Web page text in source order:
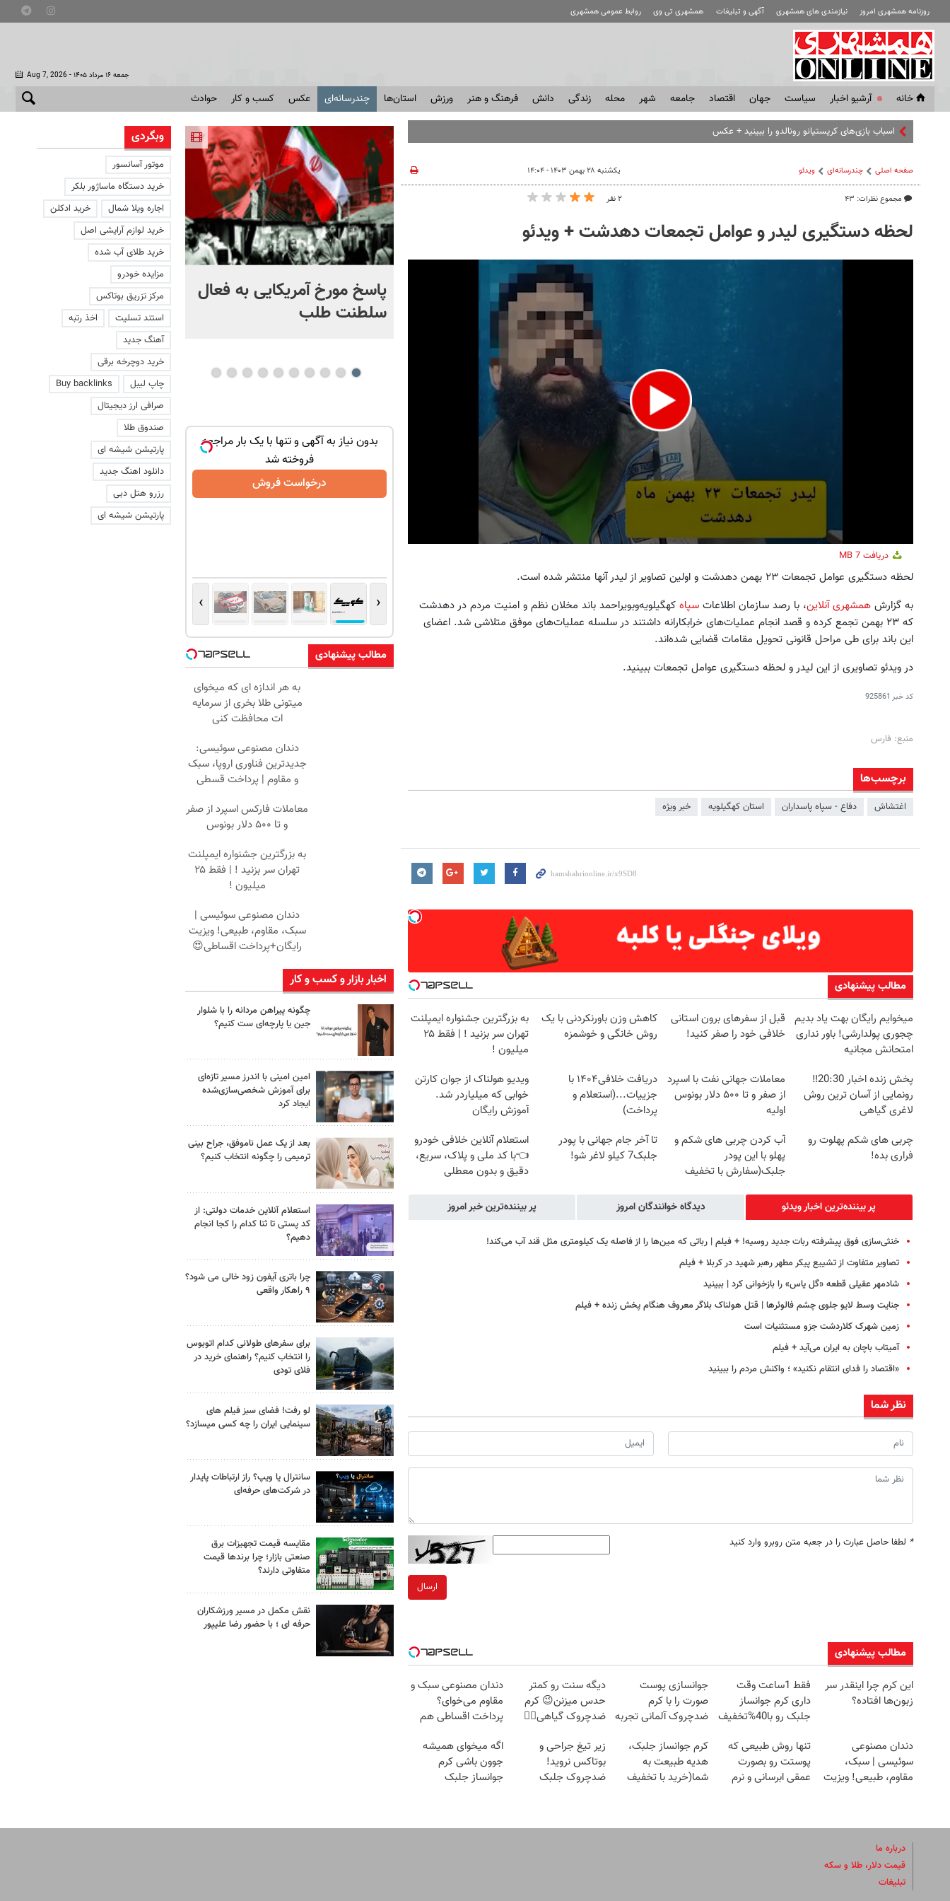
روزنامه همشهری امروز نیازمندی های همشهری آگهی و تبلیغات همشهری تی وی روابط عمومی همشهری
Aug 7, 2026 - جمعه ۱۶ مرداد ۱۴۰۵
خانه آرشیو اخبار سياست جهان اقتصاد جامعه شهر محله زندگی دانش فرهنگ و هنر ورزش استان‌ها چندرسانه‌ای عکس کسب و کار حوادث
اسباب‌ بازی‌های کریستیانو رونالدو را ببینید + عکس
صفحه اصلی چندرسانه‌ای ویدئو
مجموع نظرات: ۴۳
یکشنبه ۲۸ بهمن ۱۴۰۳ - ۱۴:۰۴
۲ نفر
لحظه دستگیری لیدر و عوامل تجمعات دهدشت + ویدئو
0
90%
دریافت 7 MB
لحظه دستگیری عوامل تجمعات ۲۳ بهمن دهدشت و اولین تصاویر از لیدر آنها منتشر شده است.
به گزارش همشهری آنلاین، با رصد سازمان اطلاعات سپاه کهگیلویه‌وبویراحمد باند مخلان نظم و امنیت مردم در دهدشت
که ۲۳ بهمن تجمع کرده و قصد انجام عملیات‌های خرابکارانه داشتند در سلسله عملیات‌های موفق متلاشی شد. اعضای
این باند برای طی مراحل قانونی تحویل مقامات قضایی شده‌اند.
در ویدئو تصاویری از این لیدر و لحظه دستگیری عوامل تجمعات ببینید.
کد خبر 925861
منبع: فارس
برچسب‌ها
اغتشاش دفاع - سپاه پاسداران استان کهگیلویه خبر ویژه
مطالب پیشنهادی
میخوایم رایگان بهت یاد بدیم
چجوری پولدارشی! باور نداری
امتحانش مجانیه
قبل از سفرهای برون استانی
خلافی خود را صفر کنید!
کاهش وزن باورنکردنی با یک
روش خانگی و خوشمزه
به بزرگترین جشنواره ایمپلنت
تهران سر بزنید ! | فقط ۲۵
میلیون !
پخش زنده اخبار 20:30‼️
رونمایی از آسان ترین روش
لاغری گیاهی
معاملات جهانی نفت با اسپرد
از صفر و تا ۵۰۰ دلار بونوس
اولیه
دریافت خلافی۱۴۰۴ با
جزییات...(استعلام و
پرداخت)
ویدیو هولناک از جوان کارتن
خوابی که میلیاردر شد.
آموزش رایگان
چربی های شکم پهلوت رو
فراری بده!
آب کردن چربی های شکم و
پهلو با این پودر
جلبک(سفارش با تخفیف
تا آخر جام جهانی با پودر
جلبک7 کیلو لاغر شو!
استعلام آنلاین خلافی خودرو
👈با کد ملی و پلاک، سریع،
دقیق و بدون معطلی
پر بیننده‌ترین اخبار ویدئو دیدگاه خوانندگان امروز پر بیننده‌ترین خبر امروز
خنثی‌سازی فوق پیشرفته ربات جدید روسیه! + فیلم | رباتی که مین‌ها را از فاصله یک کیلومتری مثل قند آب می‌کند!
تصاویر متفاوت از تشییع پیکر مطهر رهبر شهید در کربلا + فیلم
شادمهر عقیلی قطعه «گل یاس» را بازخوانی کرد | ببینید
جنایت وسط لایو جلوی چشم فالوئرها | قتل هولناک بلاگر معروف هنگام پخش زنده + فیلم
زمین شهرک کلاردشت جزو مستثنیات است
آمیتاب باچان به ایران می‌آید + فیلم
«اقتصاد را فدای انتقام نکنید» ؛ واکنش مردم را ببینید
نظر شما
* لطفا حاصل عبارت را در جعبه متن روبرو وارد کنید
ارسال
مطالب پیشنهادی
این کرم چرا اینقدر سر
زبون‌ها افتاده؟
فقط 1ساعت وقت
داری کرم جوانساز
جلبک رو با40%تخفیف
جوانسازی پوست
صورت را با کرم
ضدچروک آلمانی تجربه
دیگه سنت رو کمتر
حدس میزنن😉 کرم
ضدچروک گیاهی👈🏻
دندان مصنوعی سبک و
مقاوم می‌خوای؟
پرداخت اقساطی هم
دندان مصنوعی
سوئیسی | سبک،
مقاوم، طبیعی! ویزیت
تنها روش طبیعی که
پوستت رو بصورت
عمقی ابرسانی و نرم
کرم جوانساز جلبک،
هدیه طبیعت به
شما(خرید با تخفیف
زیر تیغ جراحی و
بوتاکس نروید!
ضدچروک جلبک
اگه میخوای همیشه
جوون باشی کرم
جوانساز جلبک
شادمهر عقیلی قطعه «گل
یاس» را بازخوانی کرد | ببینید
پاسخ مورخ آمریکایی به فعال
سلطنت طلب
با دوچرخه به مترو بروید
جای این پک تقویت موی جلبک توی حمومت
خالیه!45%تخفیف
خرید محصول
تنها در چند ساعت و با یکبار مراجعه فروخته
درخواست فروش
بدون نیاز به آگهی و تنها با یک بار مراجعه
فروخته شد
درخواست فروش
‹
›
مطالب پیشنهادی
به هر اندازه ای که میخوای
میتونی طلا بخری از سرمایه
ات محافظت کنی
دندان مصنوعی سوئیسی:
جدیدترین فناوری اروپا، سبک
و مقاوم | پرداخت قسطی
معاملات فارکس اسپرد از صفر
و تا ۵۰۰ دلار بونوس
به بزرگترین جشنواره ایمپلنت
تهران سر بزنید ! | فقط ۲۵
میلیون !
دندان مصنوعی سوئیسی |
سبک، مقاوم، طبیعی! ویزیت
رایگان+پرداخت اقساطی😍
اخبار بازار و کسب و کار
چگونه پیراهن مردانه را با شلوار
جین یا پارچه‌ای ست کنیم؟
امین امینی با اندرز مسیر تازه‌ای
برای آموزش شخصی‌سازی‌شده
ایجاد کرد
بعد از یک عمل ناموفق، جراح بینی
ترمیمی را چگونه انتخاب کنیم؟
استعلام آنلاین خدمات دولتی: از
کد پستی تا ثنا کدام را کجا انجام
دهیم؟
چرا باتری آیفون زود خالی می شود؟
۹ راهکار واقعی
برای سفرهای طولانی کدام اتوبوس
را انتخاب کنیم؟ راهنمای خرید در
فلای تودی
لو رفت! فضای سبز فیلم های
سینمایی ایران را چه کسی میسازد؟
سانترال یا ویپ؟ راز ارتباطات پایدار
در شرکت‌های حرفه‌ای
مقایسه قیمت تجهیزات برق
صنعتی بازار؛ چرا برندها قیمت
متفاوتی دارند؟
نقش مکمل در مسیر ورزشکاران
حرفه ای ؛ با حضور رضا علیپور
وبگردی
موتور آسانسور
خرید دستگاه ماساژور بلکر
اجاره ویلا شمال
خرید ادکلن
خرید لوازم آرایشی اصل
خرید طلای آب شده
مزایده خودرو
مرکز تزریق بوتاکس
استند تسلیت
اخذ رتبه
آهنگ جدید
خرید دوچرخه برقی
چاپ لیبل
Buy backlinks
صرافی ارز دیجیتال
صندوق طلا
پارتیشن شیشه ای
دانلود اهنگ جدید
رزرو هتل دبی
پارتیشن شیشه ای
درباره ما
قیمت دلار، طلا و سکه
تبلیغات